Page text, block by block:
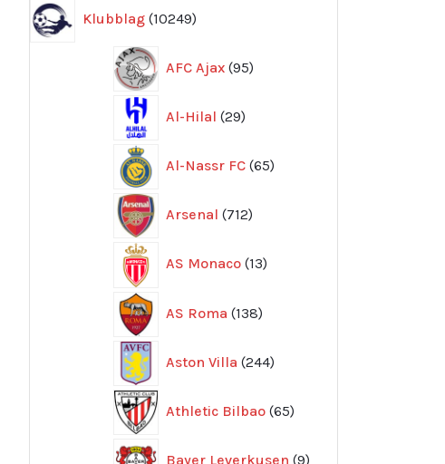
Klubblag 10249
produkter
AFC Ajax 95
produkter
Al-Hilal 29
produkter
Al-Nassr FC 65
produkter
Arsenal 712
produkter
AS Monaco 13
produkter
AS Roma 138
produkter
Aston Villa 244
produkter
Athletic Bilbao 65
produkter
Bayer Leverkusen 9